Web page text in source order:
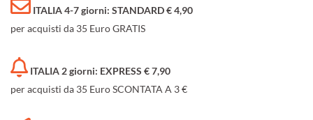
ITALIA 4-7 giorni: STANDARD € 4,90
per acquisti da 35 Euro GRATIS
ITALIA 2 giorni: EXPRESS € 7,90
per acquisti da 35 Euro SCONTATA A 3 €